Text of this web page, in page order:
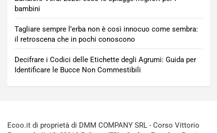
bambini
Tagliare sempre l’erba non è così innocuo come sembra:
il retroscena che in pochi conoscono
Decifrare i Codici delle Etichette degli Agrumi: Guida per
Identificare le Bucce Non Commestibili
Ecoo.it di proprietà di DMM COMPANY SRL - Corso Vittorio